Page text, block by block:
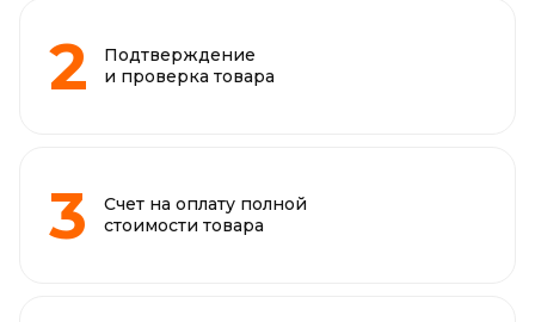
Подтверждение
и проверка товара
Счет на оплату полной
стоимости товара